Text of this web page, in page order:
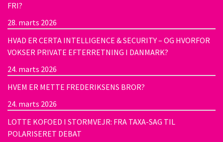
FRI?
28. marts 2026
HVAD ER CERTA INTELLIGENCE & SECURITY – OG HVORFOR
VOKSER PRIVATE EFTERRETNING I DANMARK?
24. marts 2026
HVEM ER METTE FREDERIKSENS BROR?
24. marts 2026
LOTTE KOFOED I STORMVEJR: FRA TAXA-SAG TIL
POLARISERET DEBAT